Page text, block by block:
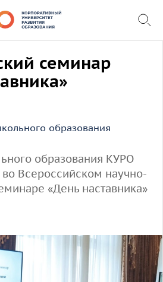
семинар
образования
образования КУРО
во Всероссийском научно-
«День наставника»